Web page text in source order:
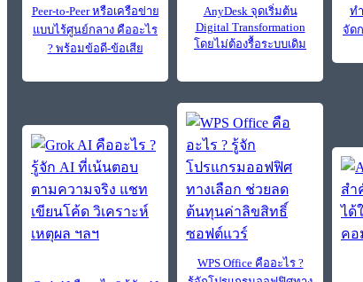
Peer-to-Peer หรือเครือข่าย
แบบไร้ศูนย์กลาง คืออะไร
? พร้อมข้อดี-ข้อเสีย
AnyDesk จุดเริ่มต้น
Digital Transformation
โดยไม่ต้องรื้อระบบเดิม
ท
จัด
WPS Office คืออะไร ?